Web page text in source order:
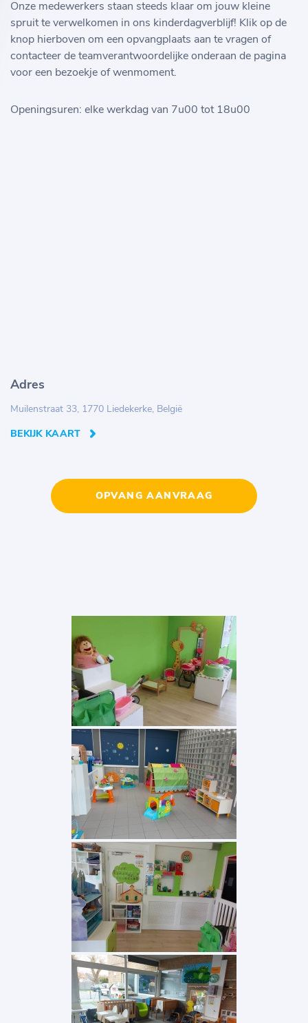
Onze medewerkers staan steeds klaar om jouw kleine
spruit te verwelkomen in ons kinderdagverblijf! Klik op de
knop hierboven om een opvangplaats aan te vragen of
contacteer de teamverantwoordelijke onderaan de pagina
voor een bezoekje of wenmoment.
Openingsuren: elke werkdag van 7u00 tot 18u00
Adres
Muilenstraat 33, 1770 Liedekerke, België
BEKIJK KAART
OPVANG AANVRAAG